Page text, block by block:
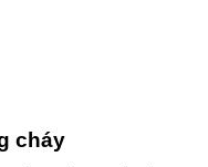
cháy